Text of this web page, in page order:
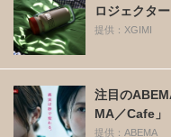
ロジェクタ
提供：XGIMI
注目の
MA／Cafe」
提供：ABEMA